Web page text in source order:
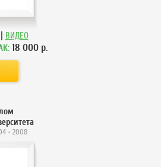
| ВИДЕО
18 000р.
- 2008